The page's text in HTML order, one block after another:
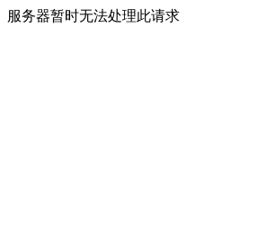
服务器暂时无法处理此请求